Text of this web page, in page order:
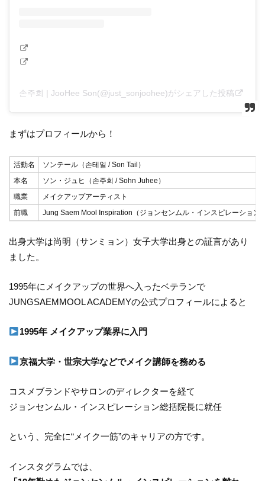
손주희 | JooHee Son(@just_sonjoohee)がシェアした投稿
まずはプロフィールから！
活動名
ソンテール（손테일 / Son Tail）
本名
ソン・ジュヒ（손주희 / Sohn Juhee）
職業
メイクアップアーティスト
前職
Jung Saem Mool Inspiration（ジョンセンムル・インスピレーション
出身大学は尚明（サンミョン）女子大学出身との証言があり
ました。
1995年にメイクアップの世界へ入ったベテランで
JUNGSAEMMOOL ACADEMYの公式プロフィールによると
1995年 メイクアップ業界に入門
京福大学・世宗大学などでメイク講師を務める
コスメブランドやサロンのディレクターを経て
ジョンセンムル・インスピレーション総括院長に就任
という、完全に“メイク一筋”のキャリアの方です。
インスタグラムでは、